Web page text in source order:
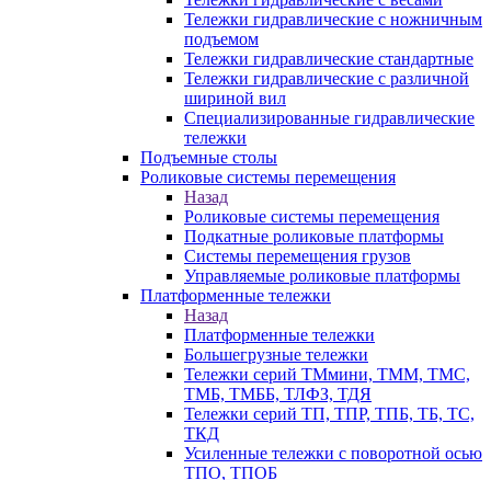
Тележки гидравлические с ножничным
подъемом
Тележки гидравлические стандартные
Тележки гидравлические с различной
шириной вил
Специализированные гидравлические
тележки
Подъемные столы
Роликовые системы перемещения
Назад
Роликовые системы перемещения
Подкатные роликовые платформы
Системы перемещения грузов
Управляемые роликовые платформы
Платформенные тележки
Назад
Платформенные тележки
Большегрузные тележки
Тележки серий ТМмини, ТММ, ТМС,
ТМБ, ТМББ, ТЛФЗ, ТДЯ
Тележки серий ТП, ТПР, ТПБ, ТБ, ТС,
ТКД
Усиленные тележки с поворотной осью
ТПО, ТПОБ